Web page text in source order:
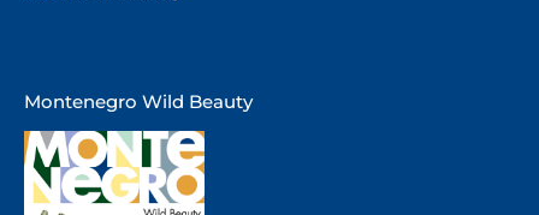
Montenegro Wild Beauty